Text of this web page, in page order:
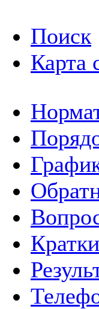
Поиск
Карта